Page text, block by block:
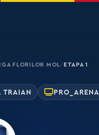
FLORILOR MOL/ETAPA 1
TRAIAN PRO_ARENA